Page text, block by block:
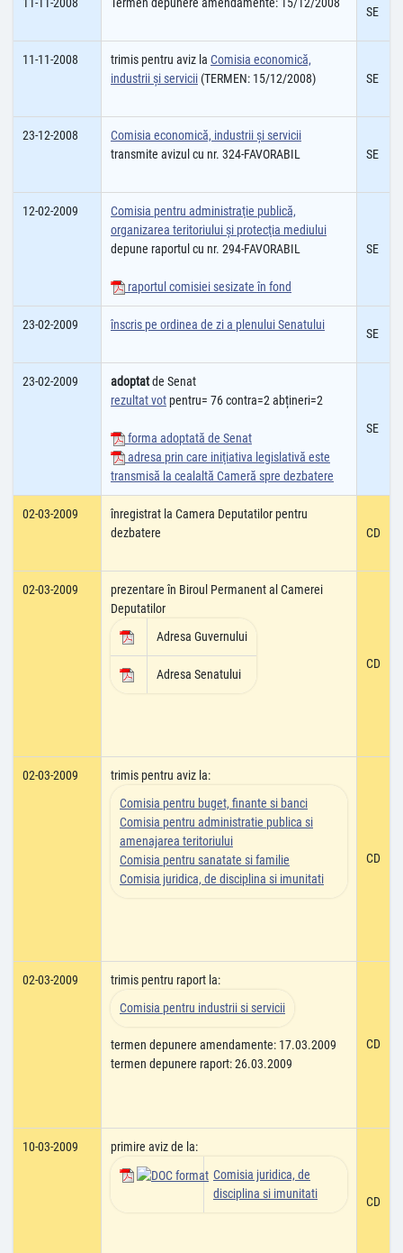
SE
11-11-2008 trimis pentru aviz la Comisia economică,
industrii şi servicii (TERMEN: 15/12/2008) SE
23-12-2008
Comisia economică, industrii şi servicii
transmite avizul cu nr. 324-FAVORABIL
SE
12-02-2009
Comisia pentru administraţie publică,
organizarea teritoriului şi protecţia mediului
depune raportul cu nr. 294-FAVORABIL
raportul comisiei sesizate în fond
SE
23-02-2009 înscris pe ordinea de zi a plenului Senatului
SE
23-02-2009 adoptatde Senat
rezultat vot pentru= 76 contra=2 abțineri=2
forma adoptată de Senat
adresa prin care iniţiativa legislativă este
transmisă la cealaltă Cameră spre dezbatere
SE
02-03-2009
înregistrat la Camera Deputatilor pentru
dezbatere
CD
02-03-2009
prezentare în Biroul Permanent al Camerei
Deputatilor
Adresa Guvernului
Adresa Senatului
CD
02-03-2009
trimis pentru aviz la:
Comisia pentru buget, finante si banci
Comisia pentru administratie publica si
amenajarea teritoriului
Comisia pentru sanatate si familie
Comisia juridica, de disciplina si imunitati
CD
02-03-2009
trimis pentru raport la:
Comisia pentru industrii si servicii
termen depunere amendamente: 17.03.2009
termen depunere raport: 26.03.2009
CD
10-03-2009
primire aviz de la:
Comisia juridica, de
disciplina si imunitati
CD